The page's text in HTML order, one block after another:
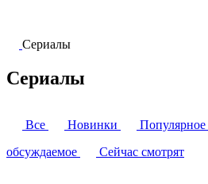
Сериалы
Сериалы
Все Новинки Популярное
обсуждаемое
Сейчас смотрят